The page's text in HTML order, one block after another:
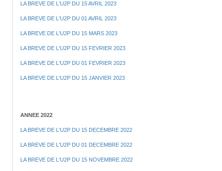
LA BREVE DE L'U2P DU 15 AVRIL 2023
LA BREVE DE L'U2P DU 01 AVRIL 2023
LA BREVE DE L'U2P DU 15 MARS 2023
LA BREVE DE L'U2P DU 15 FEVRIER 2023
LA BREVE DE L'U2P DU 01 FEVRIER 2023
LA BREVE DE L'U2P DU 15 JANVIER 2023
ANNEE 2022
LA BREVE DE L'U2P DU 15 DECEMBRE 2022
LA BREVE DE L'U2P DU 01 DECEMBRE 2022
LA BREVE DE L'U2P DU 15 NOVEMBRE 2022